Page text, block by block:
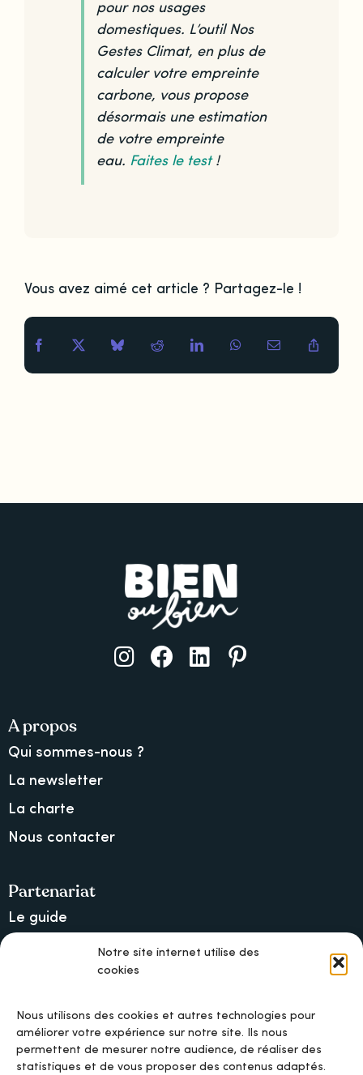
Notre site internet utilise des
cookies
Nous utilisons des cookies et autres technologies pour
améliorer votre expérience sur notre site. Ils nous
permettent de mesurer notre audience, de réaliser des
statistiques et de vous proposer des contenus adaptés.
pour nos usages
domestiques. L’outil Nos
Gestes Climat, en plus de
calculer votre empreinte
carbone, vous propose
désormais une estimation
de votre empreinte
eau. Faites le test!
Vous avez aimé cet article ? Partagez-le !
A propos
Qui sommes-nous ?
La newsletter
La charte
Nous contacter
Partenariat
Le guide
Lancer une collecte sur Ulule
MAIF, l’assureur militant
Mentions légales